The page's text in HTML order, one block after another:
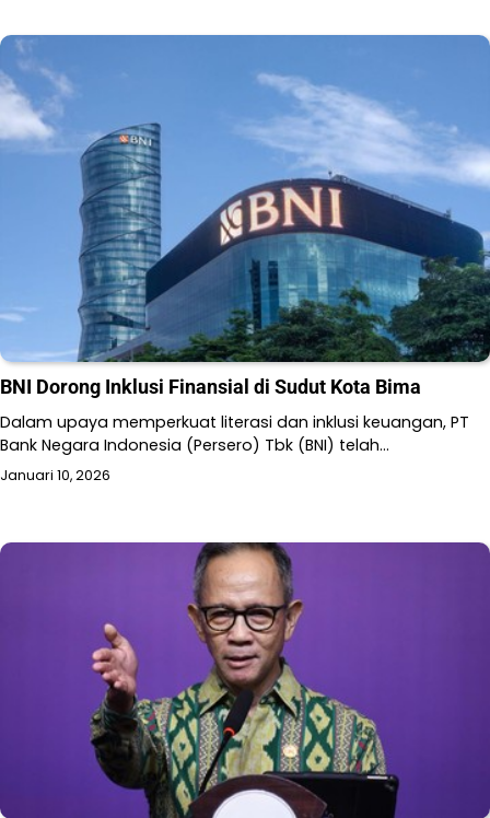
BNI Dorong Inklusi Finansial di Sudut Kota Bima
Dalam upaya memperkuat literasi dan inklusi keuangan, PT
Bank Negara Indonesia (Persero) Tbk (BNI) telah…
Januari 10, 2026